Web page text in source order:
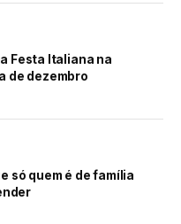
Festa Italiana na
de dezembro
só quem é de família